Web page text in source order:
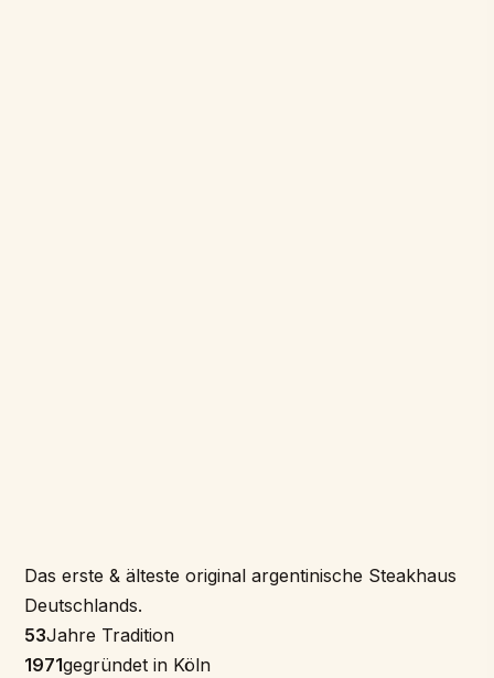
Das erste & älteste original argentinische Steakhaus
Deutschlands.
53Jahre Tradition
1971gegründet in Köln